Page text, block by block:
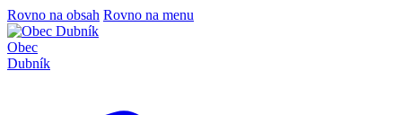
Rovno na obsah Rovno na menu
Obec
Dubník